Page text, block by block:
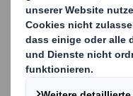
Die Mahidol
zu den
Südostasien. Dort
dem sowohl
internationale